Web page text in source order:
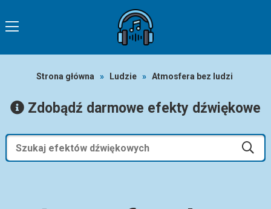
Strona główna » Ludzie » Atmosfera bez ludzi
Zdobądź darmowe efekty dźwiękowe